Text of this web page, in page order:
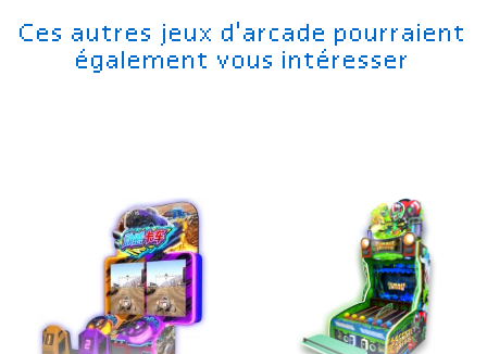
Ces autres jeux d'arcade pourraient
également vous intéresser